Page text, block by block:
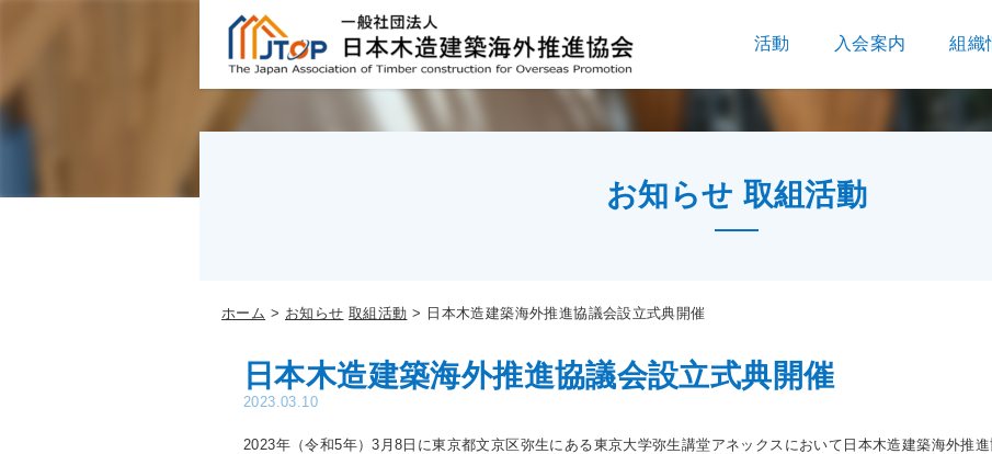
活動 入会案内 組織
お知らせ 取組活動
ホーム お知らせ 取組活動 日本木造建築海外推進協議会設立式典開催
日本木造建築海外推進協議会設立式典開催
2023.03.10
2023年（令和5年）3月8日に東京都文京区弥生にある東京大学弥生講堂アネックスにおいて日本木造建築海外推